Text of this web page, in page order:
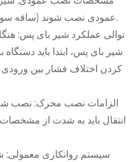
عمودی نصب شوند (ساقه سوپاپ عمودی، چرخ دستی در بالا).
شیر بای پس، ابتدا باید
کردن اختلاف فشار بین
انتقال باید به شدت از